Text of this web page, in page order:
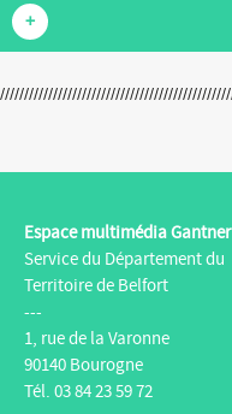
+
Espace multimédia Gantner
Service du Département du
Territoire de Belfort
---
1, rue de la Varonne
90140 Bourogne
Tél. 03 84 23 59 72